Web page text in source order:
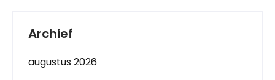
Archief
augustus 2026